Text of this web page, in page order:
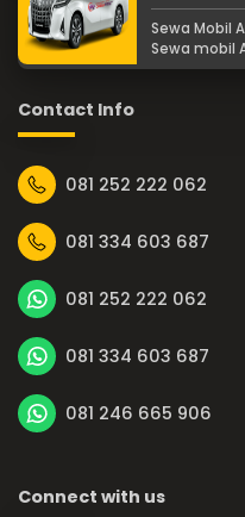
Sewa Mobil
Sewa mobil
Contact Info
081 252 222 062
081 334 603 687
081 252 222 062
081 334 603 687
081 246 665 906
Connect with us